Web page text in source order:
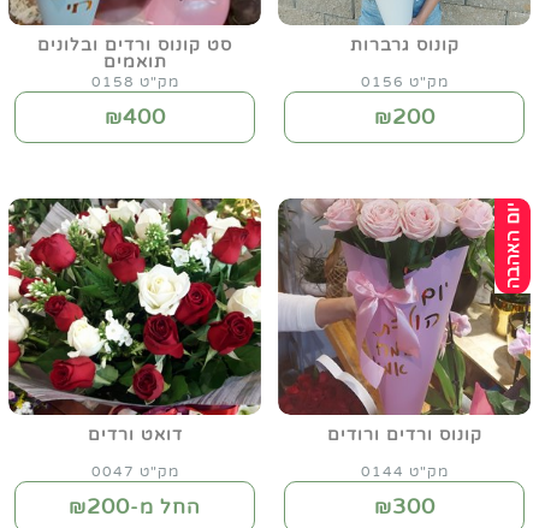
קונוס גרברות
מק"ט 0156
₪200
סט קונוס ורדים ובלונים
תואמים
מק"ט 0158
₪400
קונוס ורדים ורודים
מק"ט 0144
₪300
דואט ורדים
מק"ט 0047
החל מ-₪200